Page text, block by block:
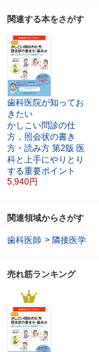
関連する本をさがす
歯科医院が知ってお
きたい
かしこい問診の仕
方，照会状の書き
方・読み方 第2版 医
科と上手にやりとり
する重要ポイント
5,940円
関連領域からさがす
歯科医師 > 隣接医学
売れ筋ランキング